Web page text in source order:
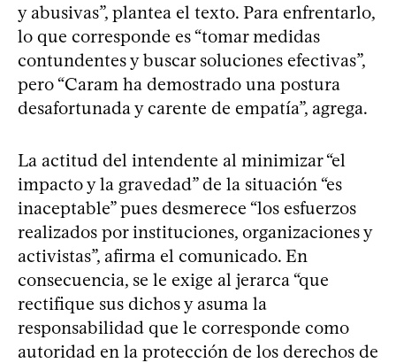
y abusivas”, plantea el texto. Para enfrentarlo,
lo que corresponde es “tomar medidas
contundentes y buscar soluciones efectivas”,
pero “Caram ha demostrado una postura
desafortunada y carente de empatía”, agrega.
La actitud del intendente al minimizar “el
impacto y la gravedad” de la situación “es
inaceptable” pues desmerece “los esfuerzos
realizados por instituciones, organizaciones y
activistas”, afirma el comunicado. En
consecuencia, se le exige al jerarca “que
rectifique sus dichos y asuma la
responsabilidad que le corresponde como
autoridad en la protección de los derechos de